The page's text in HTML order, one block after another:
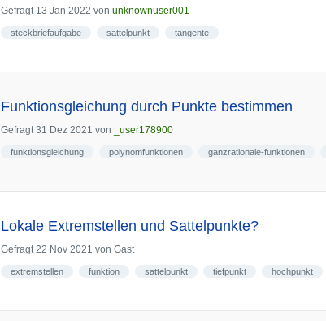
Gefragt 13 Jan 2022 von unknownuser001
steckbriefaufgabe sattelpunkt tangente
Funktionsgleichung durch Punkte bestimmen
Gefragt 31 Dez 2021 von _user178900
funktionsgleichung polynomfunktionen ganzrationale-funktionen
Lokale Extremstellen und Sattelpunkte?
Gefragt 22 Nov 2021 von Gast
extremstellen funktion sattelpunkt tiefpunkt hochpunkt